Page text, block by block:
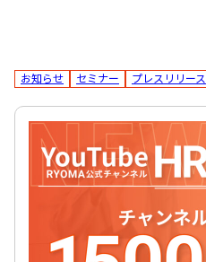
お知らせ セミナー プレスリリース